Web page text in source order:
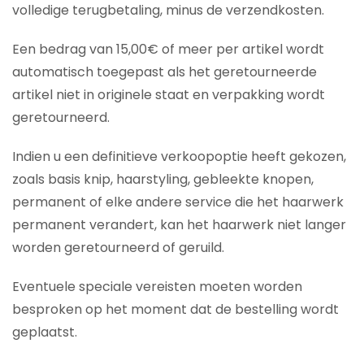
volledige terugbetaling, minus de verzendkosten.
Een bedrag van 15,00€ of meer per artikel wordt
automatisch toegepast als het geretourneerde
artikel niet in originele staat en verpakking wordt
geretourneerd.
Indien u een definitieve verkoopoptie heeft gekozen,
zoals basis knip, haarstyling, gebleekte knopen,
permanent of elke andere service die het haarwerk
permanent verandert, kan het haarwerk niet langer
worden geretourneerd of geruild.
Eventuele speciale vereisten moeten worden
besproken op het moment dat de bestelling wordt
geplaatst.